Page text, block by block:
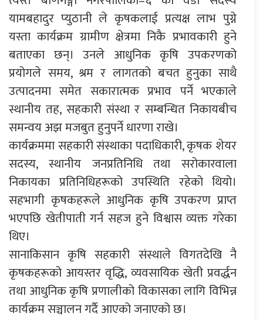
यामबहादुर प्युठानी ले कृषकलाई प्रत्यक्ष लाभ पुग्ने
यस्ता कार्यक्रम ग्रामीण क्षेत्रमा निकै प्रभावकारी हुने
बताएका छन्। उनले आधुनिक कृषि उपकरणको
प्रयोगले समय, श्रम र लागतको बचत हुनुका साथै
उत्पादनमा समेत सकारात्मक प्रभाव पर्ने भएकाले
स्थानीय तह, सहकारी संस्था र सम्बन्धित निकायबीच
समन्वय अझ मजबुत हुनुपर्ने धारणा राखे।
कार्यक्रममा सहकारी संस्थाका पदाधिकारी, कृषक शेयर
सदस्य, स्थानीय जनप्रतिनिधि तथा सरोकारवाला
निकायका प्रतिनिधिहरूको उपस्थिति रहेको थियो।
सहभागी कृषकहरूले आधुनिक कृषि उपकरण प्राप्त
भएपछि खेतीपाती गर्न सहज हुने विश्वास व्यक्त गरेका
थिए।
सानाकिसान कृषि सहकारी संस्थाले विगतदेखि नै
कृषकहरूको आयस्तर वृद्धि, व्यवसायिक खेती प्रवर्द्धन
तथा आधुनिक कृषि प्रणालीको विकासका लागि विभिन्न
कार्यक्रम सञ्चालन गर्दै आएको जनाएको छ।